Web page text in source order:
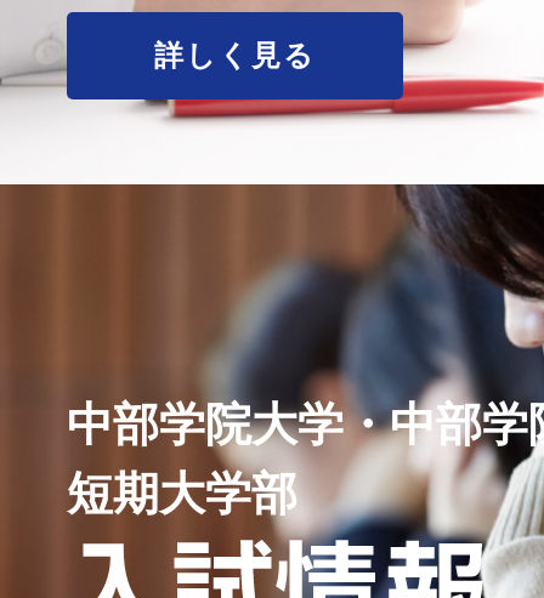
詳しく見る
中部学院大学・中部学
短期大学部